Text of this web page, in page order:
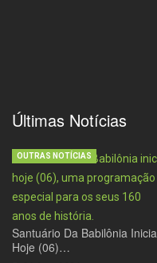
Últimas Notícias
Santuário Da Babilônia Inicia
Hoje (06)…
OUTRAS NOTÍCIAS